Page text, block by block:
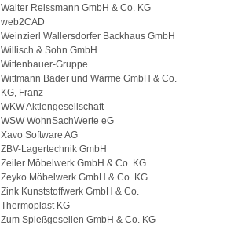
Walter Reissmann GmbH & Co. KG
web2CAD
Weinzierl Wallersdorfer Backhaus GmbH
Willisch & Sohn GmbH
Wittenbauer-Gruppe
Wittmann Bäder und Wärme GmbH & Co.
KG, Franz
WKW Aktiengesellschaft
WSW WohnSachWerte eG
Xavo Software AG
ZBV-Lagertechnik GmbH
Zeiler Möbelwerk GmbH & Co. KG
Zeyko Möbelwerk GmbH & Co. KG
Zink Kunststoffwerk GmbH & Co.
Thermoplast KG
Zum Spießgesellen GmbH & Co. KG